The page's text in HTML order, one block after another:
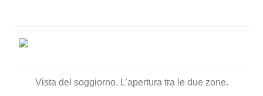
Vista del soggiorno. L’apertura tra le due zone.